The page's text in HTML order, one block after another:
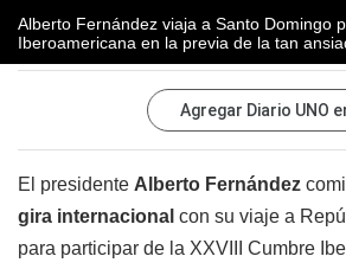
Alberto Fernández viaja a Santo Domingo
Iberoamericana en la previa de la tan
Agregar Diario UNO
El presidente Alberto Fernández
gira internacional con su viaje a
para participar de la XXVIII Cumbre